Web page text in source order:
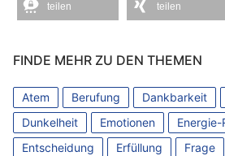
teilen teilen
FINDE MEHR ZU DEN THEMEN
Atem Berufung Dankbarkeit
Dunkelheit
Emotionen
Entscheidung
Erfüllung Frage